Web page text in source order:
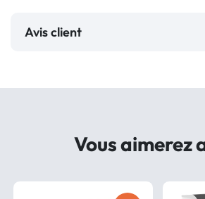
Avis client
Vous aimerez